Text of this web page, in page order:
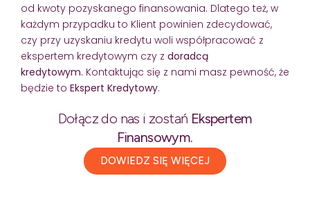
od kwoty pozyskanego finansowania. Dlatego też, w
każdym przypadku to Klient powinien zdecydować,
czy przy uzyskaniu kredytu woli współpracować z
ekspertem kredytowym czy z doradcą
kredytowym. Kontaktując się z nami masz pewność, że
będzie to Ekspert Kredytowy.
Dołącz do nas i zostań Ekspertem
Finansowym.
DOWIEDZ SIĘ WIĘCEJ